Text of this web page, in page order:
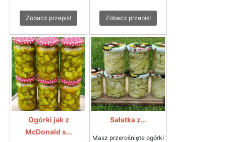
Zobacz przepis! Zobacz przepis!
Ogórki jak z
McDonald s...
Sałatka z...
Masz przerośnięte ogórki